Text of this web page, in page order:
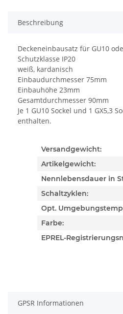
Beschreibung
Deckeneinbausatz für GU10
Schutzklasse IP20
weiß, kardanisch
Einbaudurchmesser 75mm
Einbauhöhe 23mm
Gesamtdurchmesser 90mm
Je 1 GU10 Sockel und 1 GX5,3
enthalten.
Versandgewicht:
Artikelgewicht:
Nennlebensdauer in
Schaltzyklen:
Opt.
Farbe:
EPREL-
GPSR Informationen